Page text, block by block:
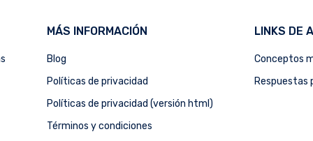
MÁS INFORMACIÓN
Blog
Políticas de privacidad
Políticas de privacidad (versión html)
Términos y condiciones
LINKS DE
Conceptos
Respuestas